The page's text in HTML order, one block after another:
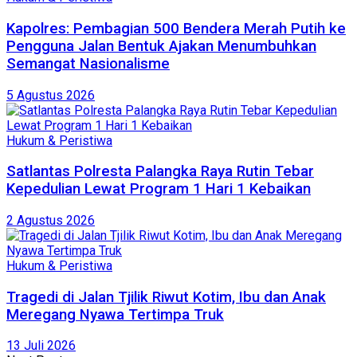
Kapolres: Pembagian 500 Bendera Merah Putih ke
Pengguna Jalan Bentuk Ajakan Menumbuhkan
Semangat Nasionalisme
5 Agustus 2026
Hukum & Peristiwa
Satlantas Polresta Palangka Raya Rutin Tebar
Kepedulian Lewat Program 1 Hari 1 Kebaikan
2 Agustus 2026
Hukum & Peristiwa
Tragedi di Jalan Tjilik Riwut Kotim, Ibu dan Anak
Meregang Nyawa Tertimpa Truk
13 Juli 2026